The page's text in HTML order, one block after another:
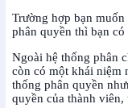
Trường hợp bạn
phân quyền thì bạn
Ngoài hệ thống phân
còn có một khái niệm
thống phân quyền
quyền của thành